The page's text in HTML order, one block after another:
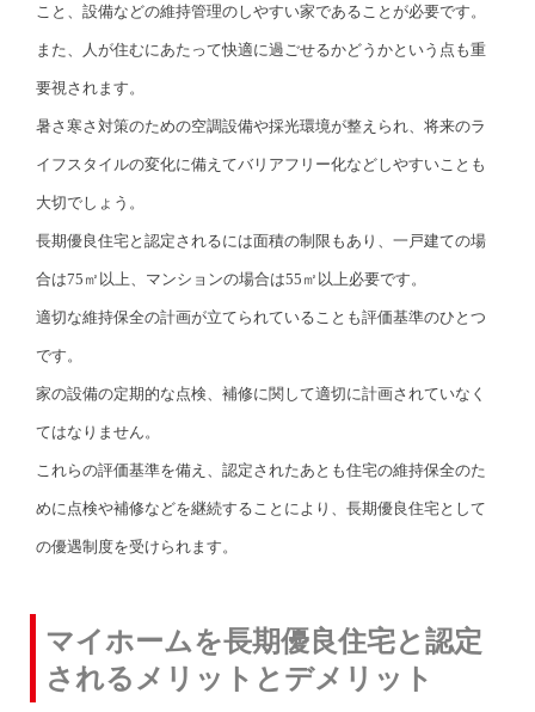
こと、設備などの維持管理のしやすい家であることが必要です。
また、人が住むにあたって快適に過ごせるかどうかという点も重
要視されます。
暑さ寒さ対策のための空調設備や採光環境が整えられ、将来のラ
イフスタイルの変化に備えてバリアフリー化などしやすいことも
大切でしょう。
長期優良住宅と認定されるには面積の制限もあり、一戸建ての場
合は75㎡以上、マンションの場合は55㎡以上必要です。
適切な維持保全の計画が立てられていることも評価基準のひとつ
です。
家の設備の定期的な点検、補修に関して適切に計画されていなく
てはなりません。
これらの評価基準を備え、認定されたあとも住宅の維持保全のた
めに点検や補修などを継続することにより、長期優良住宅として
の優遇制度を受けられます。
マイホームを長期優良住宅と認定
されるメリットとデメリット